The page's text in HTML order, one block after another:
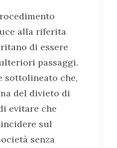
alla riferita
di essere
passaggi.
sottolineato che,
del divieto di
evitare che
sul
senza